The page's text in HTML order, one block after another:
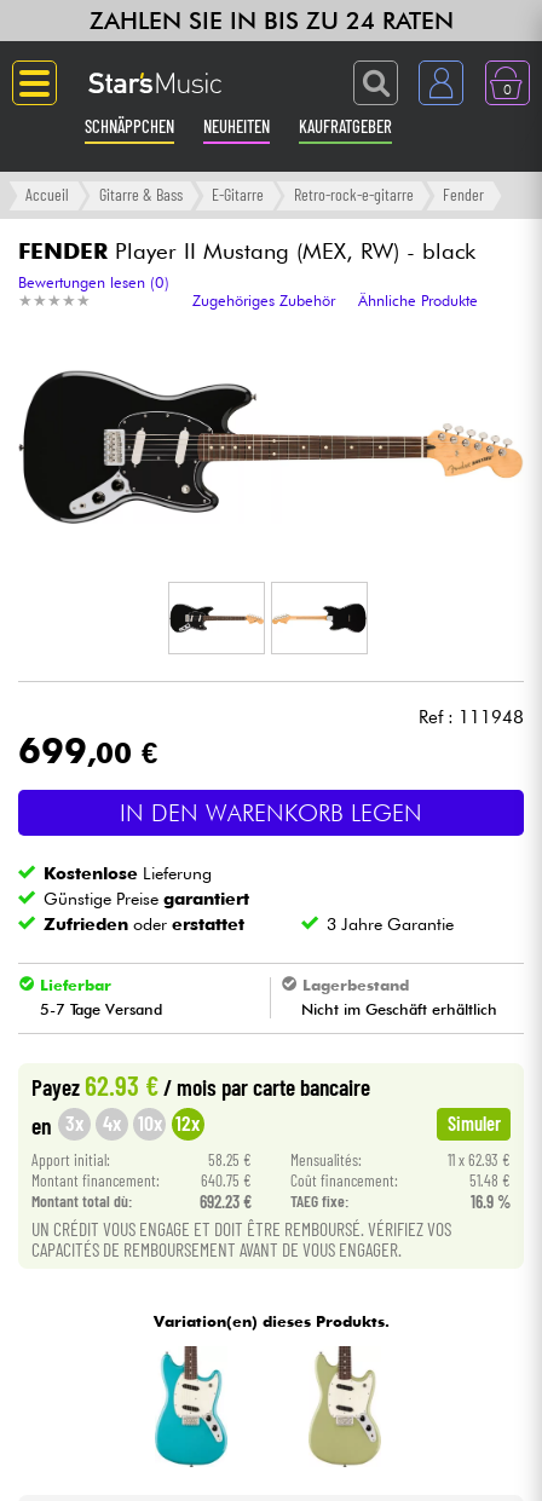
ZAHLEN SIE IN BIS ZU 24 RATEN
0
SCHNÄPPCHEN NEUHEITEN KAUFRATGEBER
Langue
Gitarre & Bass
Verstärker & Effekte
Klaviere & Piano
Synths & samplers
Studio
Live-Sound
Licht
Drums
Violinen & Quartett
Kinder
Kabel & Zubehöre
HiFi
Sehen Sie sich unsere Marken an
Accueil Gitarre & Bass E-Gitarre Retro-rock-e-gitarre Fender
FENDER Player II Mustang (MEX, RW) - black
★ ★ ★ ★ ★
★ ★ ★ ★ ★
Bewertungen lesen (0)
Zugehöriges Zubehör
Ähnliche Produkte
Ref : 111948
699,00 €
IN DEN WARENKORB LEGEN
Kostenlose Lieferung
Günstige Preisegarantiert
Zufrieden odererstattet 3 Jahre Garantie
Lieferbar
5-7 Tage Versand
Lagerbestand
Nicht im Geschäft erhältlich
Payez62.93 €/ mois par carte bancaire
en 3x 4x 10x 12x Simuler
Apport initial: 58.25 € Mensualités:
11 x 62.93 €
Montant financement:
640.75 € Coût financement:
51.48 €
Montant total dù:
692.23 € TAEG fixe: 16.9 %
UN CRÉDIT VOUS ENGAGE ET DOIT ÊTRE REMBOURSÉ. VÉRIFIEZ VOS
CAPACITÉS DE REMBOURSEMENT AVANT DE VOUS ENGAGER.
Variation(en) dieses Produkts.